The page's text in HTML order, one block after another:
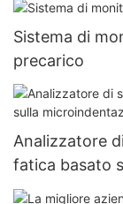
Sistema di
precarico
Analizzatore
fatica basato